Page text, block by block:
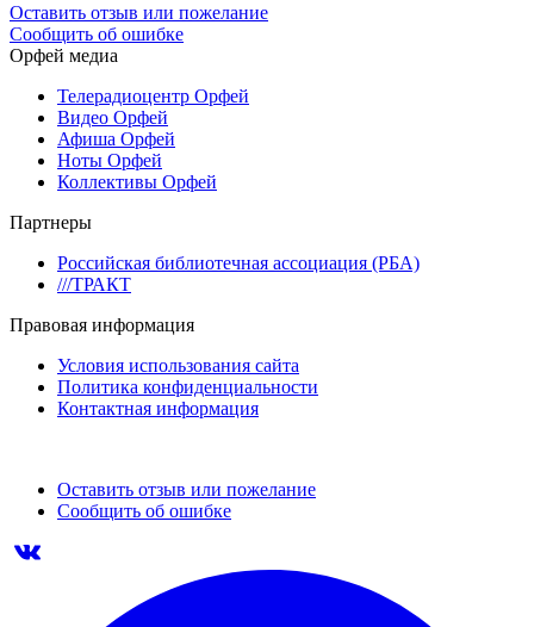
Оставить отзыв или пожелание
Сообщить об ошибке
Орфей медиа
Телерадиоцентр Орфей
Видео Орфей
Афиша Орфей
Ноты Орфей
Коллективы Орфей
Партнеры
Российская библиотечная ассоциация (РБА)
///ТРАКТ
Правовая информация
Условия использования сайта
Политика конфиденциальности
Контактная информация
Оставить отзыв или пожелание
Сообщить об ошибке